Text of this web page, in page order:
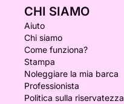
CHI SIAMO
Aiuto
Chi siamo
Come funziona?
Stampa
Noleggiare la mia barca
Professionista
Politica sulla riservatezza